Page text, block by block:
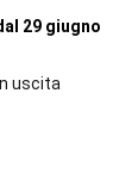
29 giugno
uscita